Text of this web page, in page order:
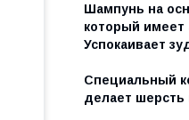
Шампунь на
который имеет
Успокаивает
Специальный
делает шерсть